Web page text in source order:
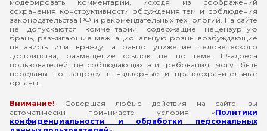
модерировать комментарии, исходя из соображений
сохранения конструктивности обсуждения тем и соблюдения
законодательства РФ и рекомендательных технологий. На сайте
не допускаются комментарии, содержащие нецензурную
брань, разжигающие межнациональную рознь, возбуждающие
ненависть или вражду, а равно унижение человеческого
достоинства, размещение ссылок не по теме. IP-адреса
пользователей, не соблюдающих эти требования, могут быть
переданы по запросу в надзорные и правоохранительные
органы.
Внимание! Совершая любые действия на сайте, вы
автоматически принимаете условия «Политики
конфиденциальности и обработки персональных